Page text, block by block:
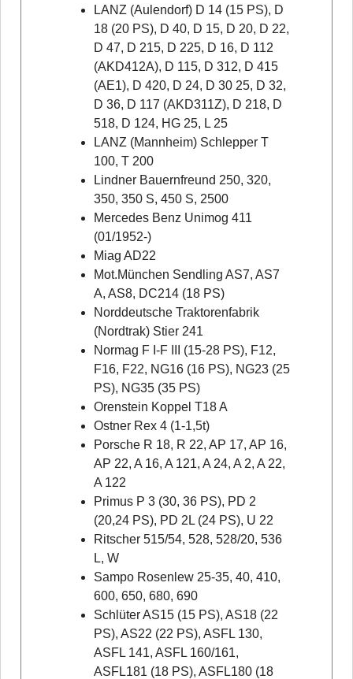
LANZ (Aulendorf) D 14 (15 PS), D
18 (20 PS), D 40, D 15, D 20, D 22,
D 47, D 215, D 225, D 16, D 112
(AKD412A), D 115, D 312, D 415
(AE1), D 420, D 24, D 30 25, D 32,
D 36, D 117 (AKD311Z), D 218, D
518, D 124, HG 25, L 25
LANZ (Mannheim) Schlepper T
100, T 200
Lindner Bauernfreund 250, 320,
350, 350 S, 450 S, 2500
Mercedes Benz Unimog 411
(01/1952-)
Miag AD22
Mot.München Sendling AS7, AS7
A, AS8, DC214 (18 PS)
Norddeutsche Traktorenfabrik
(Nordtrak) Stier 241
Normag F I-F III (15-28 PS), F12,
F16, F22, NG16 (16 PS), NG23 (25
PS), NG35 (35 PS)
Orenstein Koppel T18 A
Ostner Rex 4 (1-1,5t)
Porsche R 18, R 22, AP 17, AP 16,
AP 22, A 16, A 121, A 24, A 2, A 22,
A 122
Primus P 3 (30, 36 PS), PD 2
(20,24 PS), PD 2L (24 PS), U 22
Ritscher 515/54, 528, 528/20, 536
L, W
Sampo Rosenlew 25-35, 40, 410,
600, 650, 680, 690
Schlüter AS15 (15 PS), AS18 (22
PS), AS22 (22 PS), ASFL 130,
ASFL 141, ASFL 160/161,
ASFL181 (18 PS), ASFL180 (18